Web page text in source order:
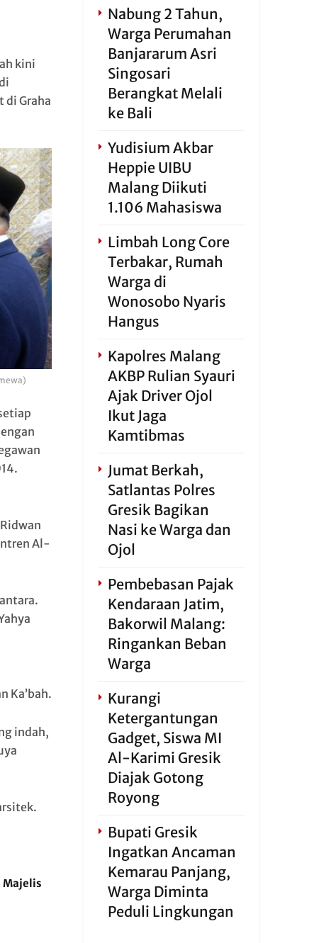
kini
di Graha
Al-
Ka’bah.
indah,
Majelis
Nabung 2 Tahun,
Warga Perumahan
Banjararum Asri
Singosari
Berangkat Melali
ke Bali
Yudisium Akbar
Heppie UIBU
Malang Diikuti
1.106 Mahasiswa
Limbah Long Core
Terbakar, Rumah
Warga di
Wonosobo Nyaris
Hangus
Kapolres Malang
AKBP Rulian Syauri
Ajak Driver Ojol
Ikut Jaga
Kamtibmas
Jumat Berkah,
Satlantas Polres
Gresik Bagikan
Nasi ke Warga dan
Ojol
Pembebasan Pajak
Kendaraan Jatim,
Bakorwil Malang:
Ringankan Beban
Warga
Kurangi
Ketergantungan
Gadget, Siswa MI
Al-Karimi Gresik
Diajak Gotong
Royong
Bupati Gresik
Ingatkan Ancaman
Kemarau Panjang,
Warga Diminta
Peduli Lingkungan